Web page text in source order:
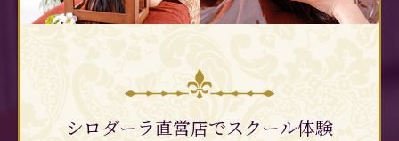
シロダーラ直営店でスクール体験